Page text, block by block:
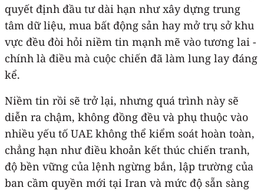
quyết định đầu tư dài hạn như xây dựng trung
tâm dữ liệu, mua bất động sản hay mở trụ sở khu
vực đều đòi hỏi niềm tin mạnh mẽ vào tương lai -
chính là điều mà cuộc chiến đã làm lung lay đáng
kể.
Niềm tin rồi sẽ trở lại, nhưng quá trình này sẽ
diễn ra chậm, không đồng đều và phụ thuộc vào
nhiều yếu tố UAE không thể kiểm soát hoàn toàn,
chẳng hạn như điều khoản kết thúc chiến tranh,
độ bền vững của lệnh ngừng bắn, lập trường của
ban cầm quyền mới tại Iran và mức độ sẵn sàng